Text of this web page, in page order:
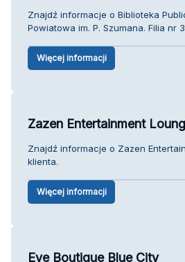
Znajdź informacje o Biblioteka
Powiatowa im. P. Szumana. Filia nr
Więcej informacji
Zazen Entertainment
Znajdź informacje o Zazen
klienta.
Więcej informacji
Eye Boutique Blue City